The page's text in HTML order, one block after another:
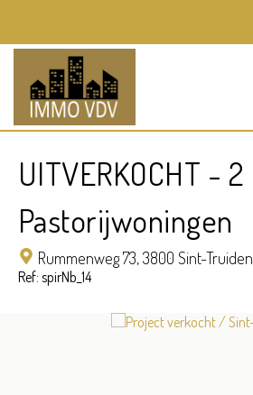
UITVERKOCHT - 2
Pastorijwoningen
Rummenweg 73,3800 Sint-Truiden
Ref: spirNb_14